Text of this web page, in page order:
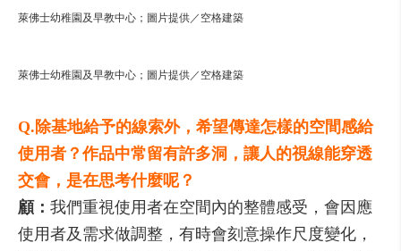
萊佛士幼稚園及早教中心 ；圖片提供／空格建築
萊佛士幼稚園及早教中心 ；圖片提供／空格建築
Q.除基地給予的線索外，希望傳達怎樣的空間感給
使用者？作品中常留有許多洞，讓人的視線能穿透
交會，是在思考什麼呢？
顧： 我們重視使用者在空間內的整體感受，會因應
使用者及需求做調整，有時會刻意操作尺度變化，